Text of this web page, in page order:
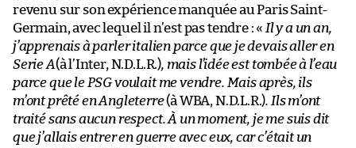
revenu sur son expérience manquée au Paris Saint-
Germain, avec lequel il n’est pas tendre : « Il y a un an,
j’apprenais à parler italien parce que je devais aller en
Serie A(à l’Inter, N.D.L.R.), mais l’idée est tombée à l’eau
parce que le PSG voulait me vendre. Mais après, ils
m’ont prêté en Angleterre(à WBA, N.D.L.R.). Ils m’ont
traité sans aucun respect. À un moment, je me suis dit
que j’allais entrer en guerre avec eux, car c’était un